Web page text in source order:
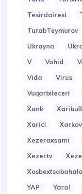
Tesirdairesi
TurabTeymurov
Ukrayna
V
Vahid
Vida
Virus
Vuqarbileceri
Xank
Xarici
Xarkov
Xezeraxsami
Xezertv
YAP
Yaral